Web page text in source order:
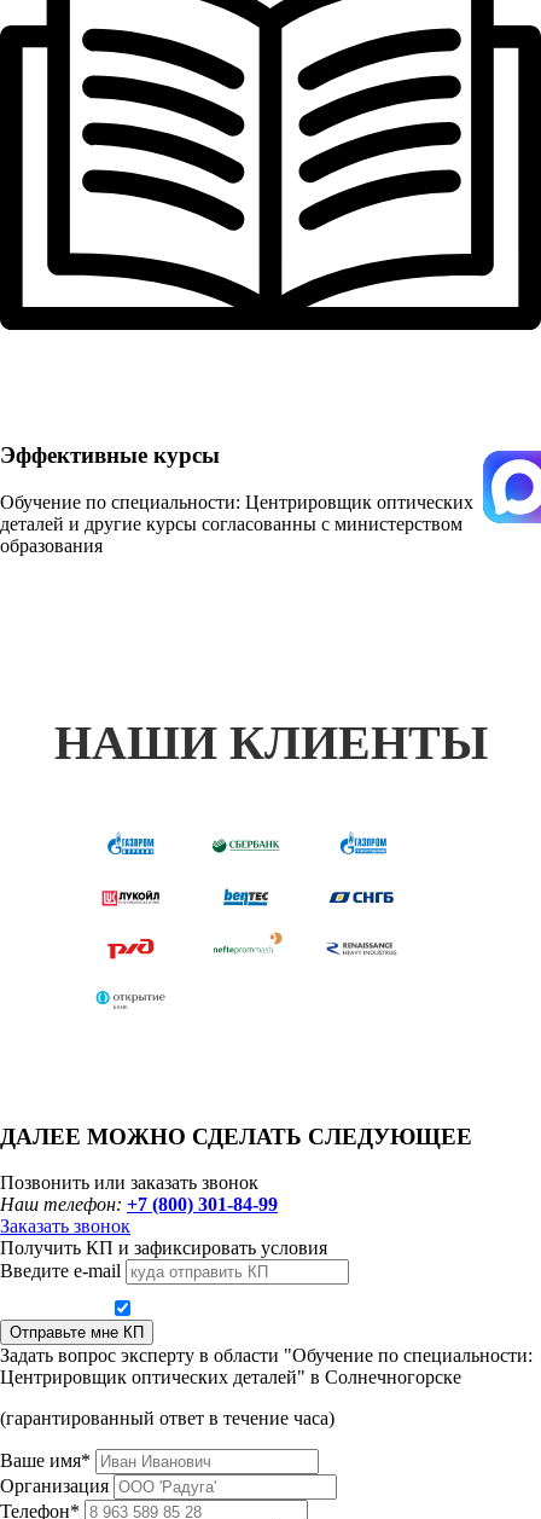
Эффективные курсы
Обучение по специальности: Центрировщик оптических
деталей и другие курсы согласованны с министерством
образования
НАШИ КЛИЕНТЫ
ДАЛЕЕ МОЖНО СДЕЛАТЬ СЛЕДУЮЩЕЕ
Позвонить или заказать звонок
Наш телефон: +7 (800) 301-84-99
Заказать звонок
Получить КП и зафиксировать условия
Введите e-mail
Отправьте мне КП
Задать вопрос эксперту в области "Обучение по специальности:
Центрировщик оптических деталей" в Солнечногорске
(гарантированный ответ в течение часа)
Ваше имя*
Организация
Телефон*